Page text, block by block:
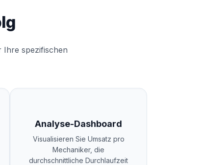
Ihre spezifischen
Analyse-Dashboard
Visualisieren Sie Umsatz pro
Mechaniker, die
durchschnittliche Durchlaufzeit